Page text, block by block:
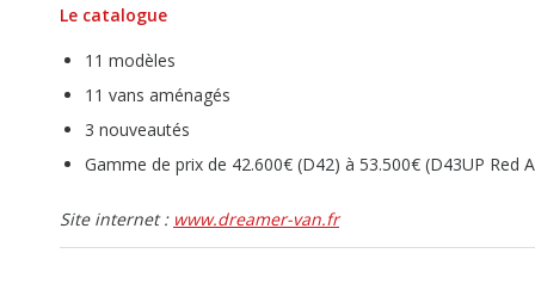
Le catalogue
11 modèles
11 vans aménagés
3 nouveautés
Gamme de prix de 42.600€ (D42) à 53.500€ (D43UP Red
Site internet : www.dreamer-van.fr